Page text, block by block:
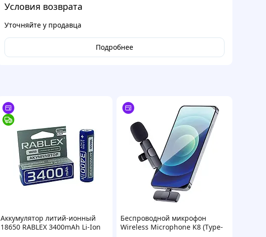
Условия возврата
Уточняйте у продавца
Подробнее
Аккумулятор литий-ионный
18650 RABLEX 3400mAh Li-Ion
Беспроводной микрофон
Wireless Microphone K8 (Type-